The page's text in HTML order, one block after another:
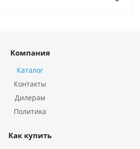
Компания
Каталог
Контакты
Дилерам
Политика
Как купить